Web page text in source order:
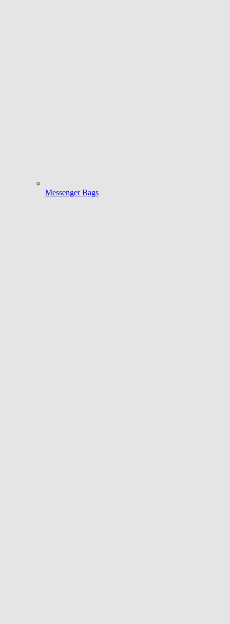
Messenger Bags